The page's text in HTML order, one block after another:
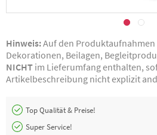
Hinweis:Auf den
Dekorationen, Beilagen,
NICHT im Lieferumfang enthalten,
Artikelbeschreibung nicht explizit
Top Qualität & Preise!
Super Service!